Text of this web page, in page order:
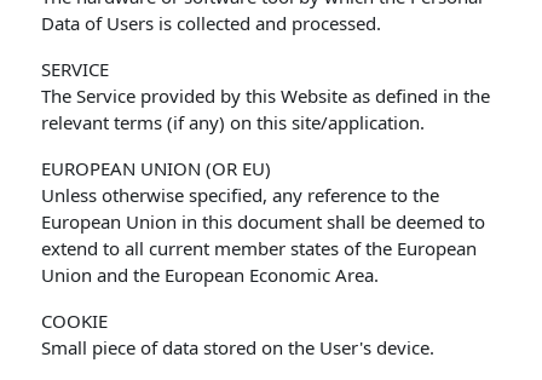
Data of Users is collected and processed.
SERVICE
The Service provided by this Website as defined in the
relevant terms (if any) on this site/application.
EUROPEAN UNION (OR EU)
Unless otherwise specified, any reference to the
European Union in this document shall be deemed to
extend to all current member states of the European
Union and the European Economic Area.
COOKIE
Small piece of data stored on the User's device.